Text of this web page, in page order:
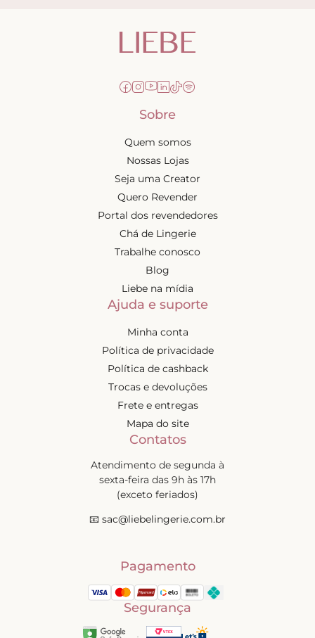
Sobre
Quem somos
Nossas Lojas
Seja uma Creator
Quero Revender
Portal dos revendedores
Chá de Lingerie
Trabalhe conosco
Blog
Liebe na mídia
Ajuda e suporte
Minha conta
Política de privacidade
Política de cashback
Trocas e devoluções
Frete e entregas
Mapa do site
Contatos
Atendimento de segunda à
sexta-feira das 9h às 17h
(exceto feriados)
📧 sac@liebelingerie.com.br
Pagamento
Segurança